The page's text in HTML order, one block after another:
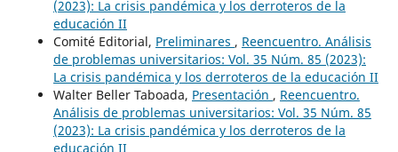
(2023): La crisis pandémica y los derroteros de la
educación II
Comité Editorial, Preliminares , Reencuentro. Análisis
de problemas universitarios: Vol. 35 Núm. 85 (2023):
La crisis pandémica y los derroteros de la educación II
Walter Beller Taboada, Presentación , Reencuentro.
Análisis de problemas universitarios: Vol. 35 Núm. 85
(2023): La crisis pandémica y los derroteros de la
educación II